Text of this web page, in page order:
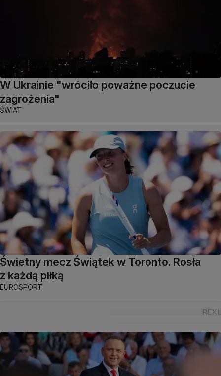
W Ukrainie "wróciło poważne poczucie
zagrożenia"
ŚWIAT
Świetny mecz Świątek w Toronto. Rosła
z każdą piłką
EUROSPORT